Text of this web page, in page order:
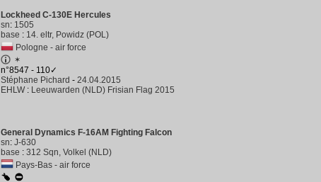
Lockheed C-130E Hercules
sn: 1505
base : 14. eltr, Powidz (POL)
Pologne - air force
✶
n°8547 - 110✓
Stéphane Pichard - 24.04.2015
EHLW : Leeuwarden (NLD) Frisian Flag 2015
General Dynamics F-16AM Fighting Falcon
sn: J-630
base : 312 Sqn, Volkel (NLD)
Pays-Bas - air force